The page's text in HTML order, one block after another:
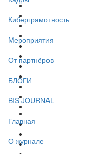
Киберграмотность
Мероприятия
От партнёров
БЛОГИ
BIS JOURNAL
Главная
О журнале